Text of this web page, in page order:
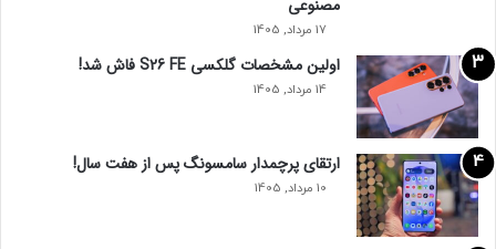
مصنوعی
17 مرداد, 1405
اولین مشخصات گلکسی S26 FE فاش شد!
14 مرداد, 1405
ارتقای پرچمدار سامسونگ پس از هفت سال!
10 مرداد, 1405